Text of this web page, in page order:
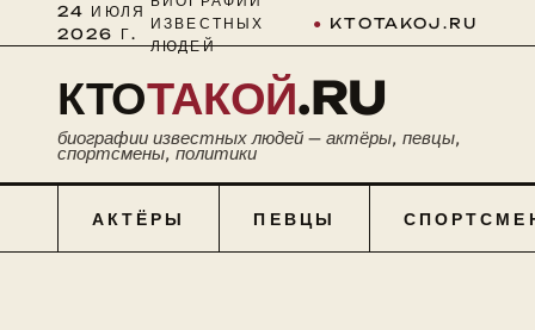
24 ИЮЛЯ
2026 Г.
ИЗВЕСТНЫХ
ЛЮДЕЙ
● KTOTAKOJ.RU
КТОТАКОЙ.RU
биографии известных людей — актёры, певцы,
спортсмены, политики
АКТЁРЫ ПЕВЦЫ